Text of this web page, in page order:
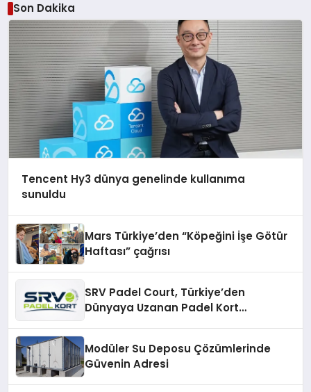
Son Dakika
Tencent Hy3 dünya genelinde kullanıma
sunuldu
Mars Türkiye’den “Köpeğini İşe Götür
Haftası” çağrısı
SRV Padel Court, Türkiye’den
Dünyaya Uzanan Padel Kort
Modüler Su Deposu Çözümlerinde
Güvenin Adresi